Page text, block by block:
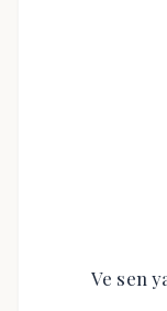
Ve sen